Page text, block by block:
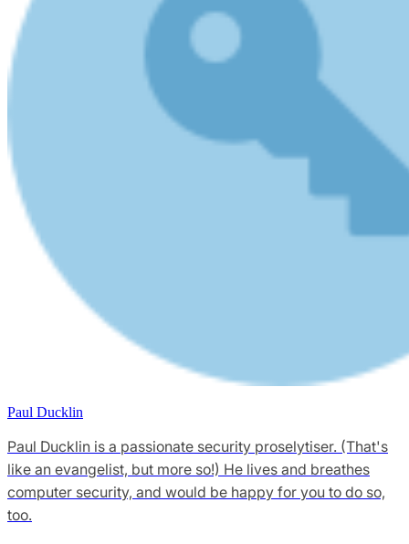
Paul Ducklin
Paul Ducklin is a passionate security proselytiser. (That's
like an evangelist, but more so!) He lives and breathes
computer security, and would be happy for you to do so,
too.